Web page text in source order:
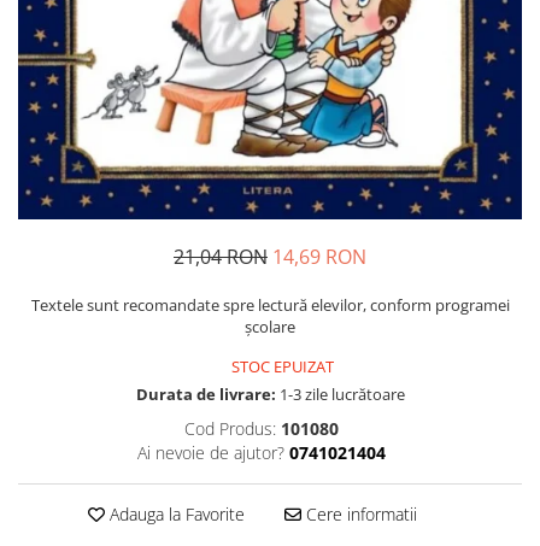
21,04 RON 14,69 RON
Textele sunt recomandate spre lectură elevilor, conform programei
școlare
STOC EPUIZAT
Durata de livrare: 1-3 zile lucrătoare
Cod Produs: 101080
Ai nevoie de ajutor? 0741021404
Adauga la Favorite Cere informatii